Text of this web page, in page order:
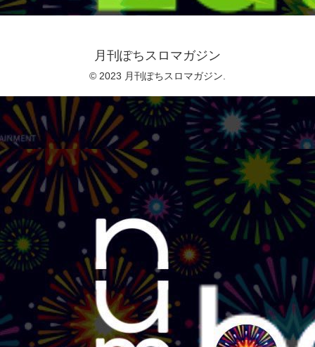
月刊ぽちスロマガジン
© 2023 月刊ぽちスロマガジン.